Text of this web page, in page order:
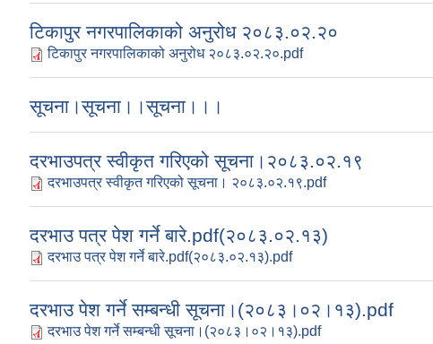
टिकापुर नगरपालिकाको अनुरोध २०८३.०२.२०
टिकापुर नगरपालिकाको अनुरोध २०८३.०२.२०.pdf
सूचना।सूचना।।सूचना।।।
दरभाउपत्र स्वीकृत गरिएको सूचना।२०८३.०२.१९
दरभाउपत्र स्वीकृत गरिएको सूचना। २०८३.०२.१९.pdf
दरभाउ पत्र पेश गर्ने बारे.pdf(२०८३.०२.१३)
दरभाउ पत्र पेश गर्ने बारे.pdf(२०८३.०२.१३).pdf
दरभाउ पेश गर्ने सम्बन्धी सूचना।(२०८३।०२।१३).pdf
दरभाउ पेश गर्ने सम्बन्धी सूचना।(२०८३।०२।१३).pdf